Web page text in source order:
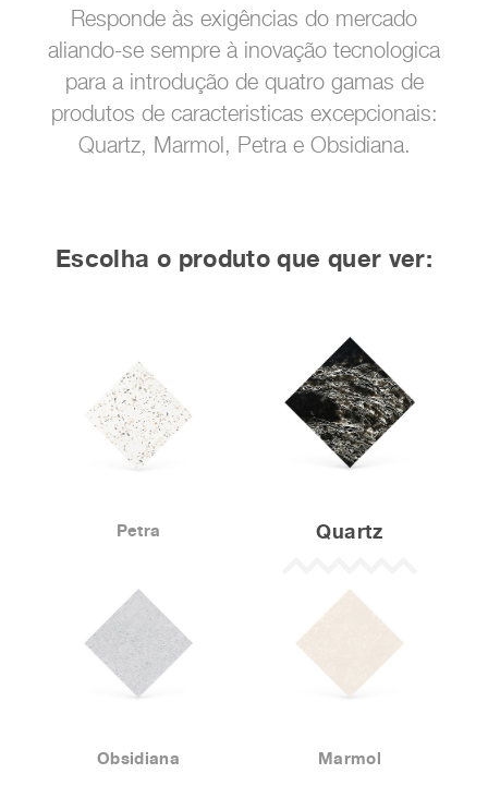
Responde às exigências do mercado
aliando-se sempre à inovação tecnologica
para a introdução de quatro gamas de
produtos de caracteristicas excepcionais:
Quartz, Marmol, Petra e Obsidiana.
Escolha o produto que quer ver:
Petra Quartz
Obsidiana Marmol